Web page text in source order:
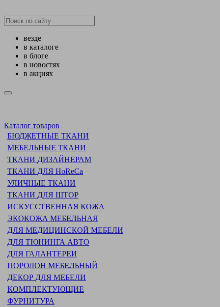
везде
в каталоге
в блоге
в новостях
в акциях
Каталог товаров
БЮДЖЕТНЫЕ ТКАНИ
МЕБЕЛЬНЫЕ ТКАНИ
ТКАНИ ДИЗАЙНЕРАМ
ТКАНИ ДЛЯ HoReCa
УЛИЧНЫЕ ТКАНИ
ТКАНИ ДЛЯ ШТОР
ИСКУССТВЕННАЯ КОЖА
ЭКОКОЖА МЕБЕЛЬНАЯ
ДЛЯ МЕДИЦИНСКОЙ МЕБЕЛИ
ДЛЯ ТЮНИНГА АВТО
ДЛЯ ГАЛАНТЕРЕИ
ПОРОЛОН МЕБЕЛЬНЫЙ
ДЕКОР ДЛЯ МЕБЕЛИ
КОМПЛЕКТУЮЩИЕ
ФУРНИТУРА